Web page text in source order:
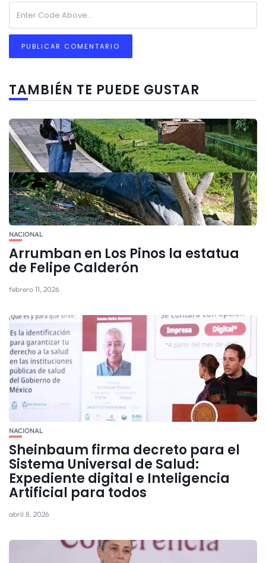
TAMBIÉN TE PUEDE GUSTAR
NACIONAL
Arrumban en Los Pinos la estatua
de Felipe Calderón
febrero 11, 2026
NACIONAL
Sheinbaum firma decreto para el
Sistema Universal de Salud:
Expediente digital e Inteligencia
Artificial para todos
abril 8, 2026